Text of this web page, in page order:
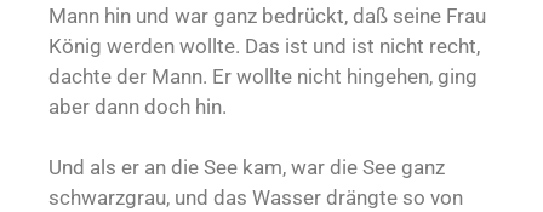
Mann hin und war ganz bedrückt, daß seine Frau
König werden wollte. Das ist und ist nicht recht,
dachte der Mann. Er wollte nicht hingehen, ging
aber dann doch hin.
Und als er an die See kam, war die See ganz
schwarzgrau, und das Wasser drängte so von